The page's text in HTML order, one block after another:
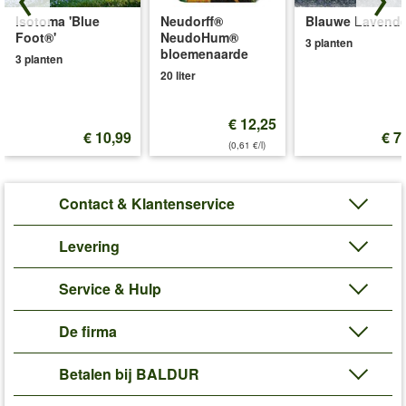
gehaald. (Allium cepa)
Art.nr.:
Levering omvat:
bolgrootte 14/21 cm
Isotoma 'Blue
Foot®'
3 planten
€ 10,99
Neudorff®
NeudoHum®
bloemenaarde
20 liter
€ 12,25
(0,61 €/l)
Blauwe
3 planten
€
Contact & Klantenservice
Levering
Service & Hulp
De firma
Betalen bij BALDUR